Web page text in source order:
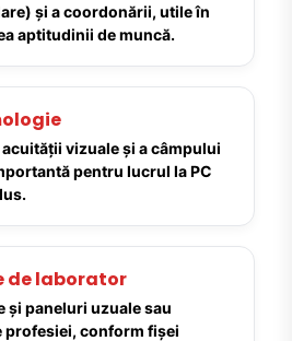
și a coordonării, utile în
aptitudinii de muncă.
acuității vizuale și a câmpului
pentru lucrul la PC
de laborator
și paneluri uzuale sau
profesiei, conform fișei